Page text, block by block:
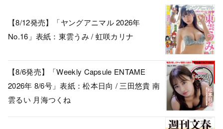
【8/12発売】「ヤングアニマル 2026年
No.16」表紙：東雲うみ / 虹咲カリナ
【8/6発売】「Weekly Capsule ENTAME
2026年 8/6号」表紙：松本日向 / 三田悠貴 南
雲るい 月海つくね